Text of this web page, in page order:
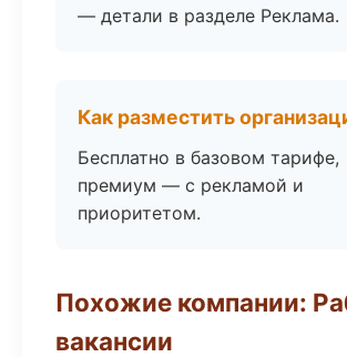
— детали в разделе Реклама.
Как разместить
Бесплатно в базовом тарифе,
премиум — с рекламой и
приоритетом.
Похожие компании:
вакансии